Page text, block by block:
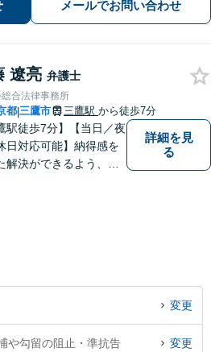
メールでお問い合わせ
遼亮 弁護士
合法律事務所
都|三鷹市 三鷹駅 から徒歩7分
駅徒歩7分】【当日／夜
日対応可能】納得感を
解決ができるよう、問
可能】
詳細を見
る
変更
や勾留の阻止・準抗告 変更